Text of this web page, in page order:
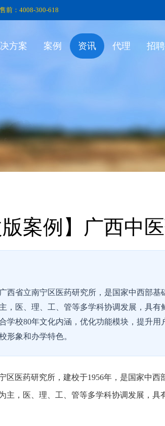
售前：4008-300-618
方案 案例 资讯 代理 招聘
版案例】广西中
西省立南宁区医药研究所，是国家中西部
，医、理、工、管等多学科协调发展，具
学校80年文化内涵，优化功能模块，提升
形象和办学特色。
区医药研究所，建校于1956年，是国家中
主，医、理、工、管等多学科协调发展，具